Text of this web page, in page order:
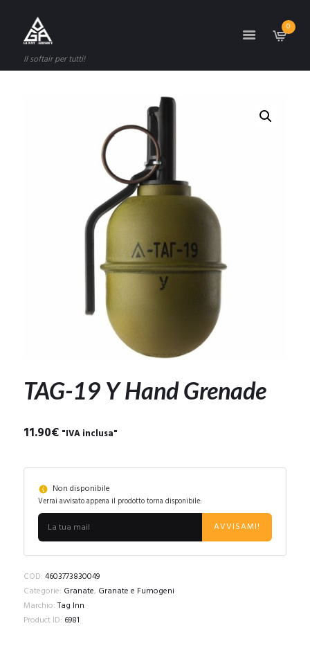
Il softair per tutti!
0
TAG-19 Y Hand Grenade
11.90€ "IVA inclusa"
Non disponibile
Verrai avvisato appena il prodotto torna disponibile:
AVVISAMI!
COD: 4603773830049
Categorie: Granate, Granate e Fumogeni
Marchio:Tag Inn
Product ID: 6981